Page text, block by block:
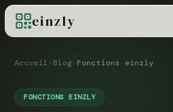
einzly
Accueil › Blog› Fonctions einzly
FONCTIONS EINZLY